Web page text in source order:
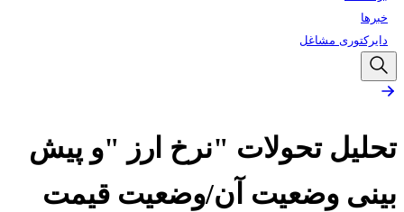
خبرها
دایرکتوری مشاغل
تحلیل تحولات "نرخ ارز "و پیش
بینی وضعیت آن/وضعیت قیمت